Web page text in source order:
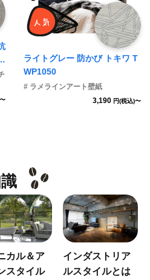
ライトグレー 防かび トキワ T
WP1050
# ラメラインアート壁紙
3,190 円(税込)〜
カル＆ア
スタイル
インダストリア
ルスタイルとは